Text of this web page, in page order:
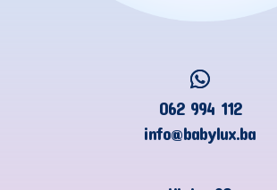
062 994 112
info@babylux.ba